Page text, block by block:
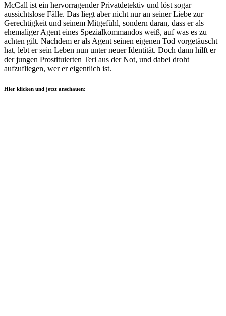
McCall ist ein hervorragender Privatdetektiv und löst sogar
aussichtslose Fälle. Das liegt aber nicht nur an seiner Liebe zur
Gerechtigkeit und seinem Mitgefühl, sondern daran, dass er als
ehemaliger Agent eines Spezialkommandos weiß, auf was es zu
achten gilt. Nachdem er als Agent seinen eigenen Tod vorgetäuscht
hat, lebt er sein Leben nun unter neuer Identität. Doch dann hilft er
der jungen Prostituierten Teri aus der Not, und dabei droht
aufzufliegen, wer er eigentlich ist.
Hier klicken und jetzt anschauen: